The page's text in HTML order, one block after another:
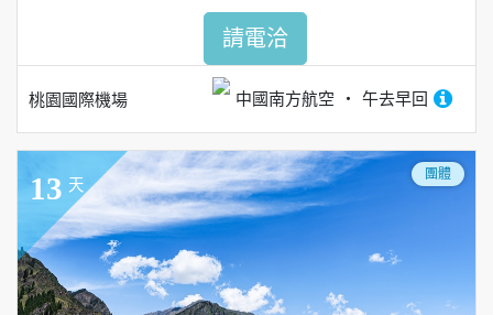
桃園國際機場 中國南方航空 午去早回
請電洽
13 天
團體